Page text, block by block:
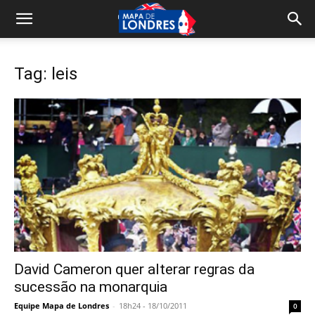
Tag: leis
David Cameron quer alterar regras da
sucessão na monarquia
Equipe Mapa de Londres - 18h24 - 18/10/2011 0